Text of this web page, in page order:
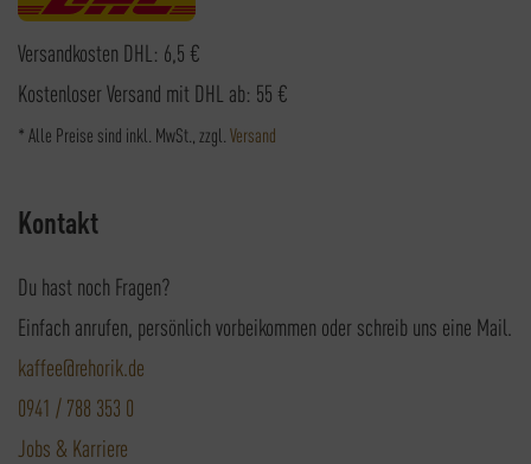
Versandkosten DHL: 6,5 €
Kostenloser Versand mit DHL ab: 55 €
* Alle Preise sind inkl. MwSt., zzgl. Versand
Kontakt
Du hast noch Fragen?
Einfach anrufen, persönlich vorbeikommen oder schreib uns eine Mail.
kaffee@rehorik.de
0941 / 788 353 0
Jobs & Karriere